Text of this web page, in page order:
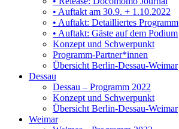
• Auftakt am 30.9. + 1.10.2022
• Auftakt: Detailliertes Programm
• Auftakt: Gäste auf dem Podium
Konzept und Schwerpunkt
Programm-Partner*innen
Übersicht Berlin-Dessau-Weimar
Dessau
Dessau – Programm 2022
Konzept und Schwerpunkt
Übersicht Berlin-Dessau-Weimar
Weimar